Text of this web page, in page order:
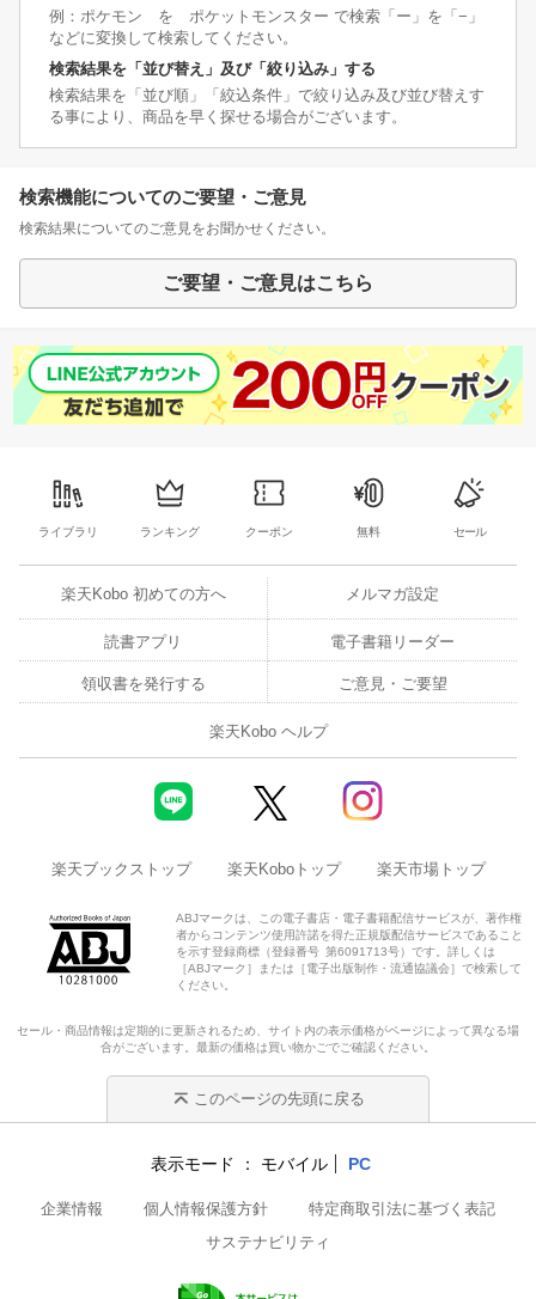
例：ポケモン を ポケットモンスター で検索「ー」を「−」
などに変換して検索してください。
検索結果を「並び替え」及び「絞り込み」する
検索結果を「並び順」「絞込条件」で絞り込み及び並び替えす
る事により、商品を早く探せる場合がございます。
検索機能についてのご要望・ご意見
検索結果についてのご意見をお聞かせください。
ご要望・ご意見はこちら
ライブラリ ランキング クーポン 無料 セール
楽天Kobo 初めての方へ メルマガ設定
読書アプリ 電子書籍リーダー
領収書を発行する ご意見・ご要望
楽天Kobo ヘルプ
楽天ブックストップ 楽天Koboトップ 楽天市場トップ
ABJマークは、この電子書店・電子書籍配信サービスが、著作権
者からコンテンツ使用許諾を得た正規版配信サービスであること
を示す登録商標（登録番号 第6091713号）です。詳しくは
［ABJマーク］または［電子出版制作・流通協議会］で検索して
ください。
セール・商品情報は定期的に更新されるため、サイト内の表示価格がページによって異なる場
合がございます。最新の価格は買い物かごでご確認ください。
このページの先頭に戻る
表示モード モバイル PC
企業情報 個人情報保護方針
特定商取引法に基づく表記
サステナビリティ